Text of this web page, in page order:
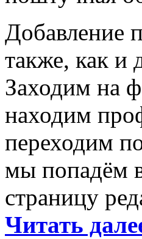
Добавление
также, как и
Заходим на
находим
переходим
мы попадём
страницу
Читать